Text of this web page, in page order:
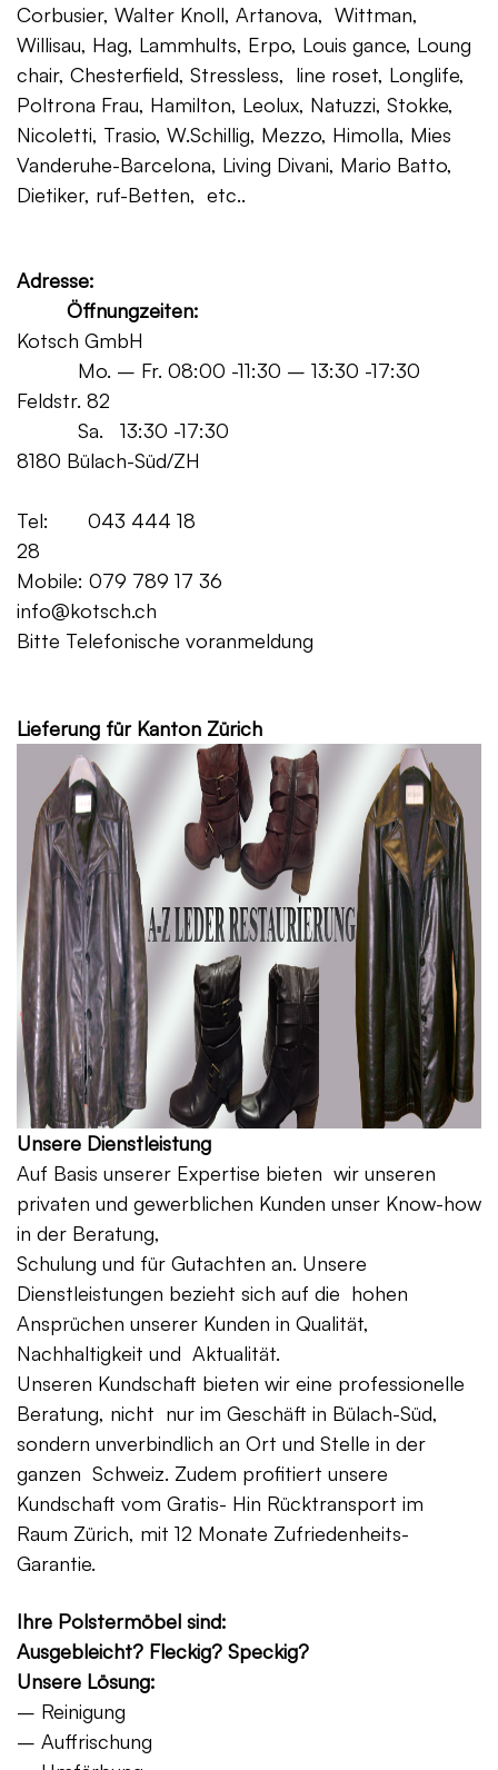
Corbusier, Walter Knoll, Artanova, Wittman,
Willisau, Hag, Lammhults, Erpo, Louis gance, Loung
chair, Chesterfield, Stressless, line roset, Longlife,
Poltrona Frau, Hamilton, Leolux, Natuzzi, Stokke,
Nicoletti, Trasio, W.Schillig, Mezzo, Himolla, Mies
Vanderuhe-Barcelona, Living Divani, Mario Batto,
Dietiker, ruf-Betten, etc..
Adresse:
Öffnungzeiten:
Kotsch GmbH
Mo. – Fr. 08:00 -11:30 – 13:30 -17:30
Feldstr. 82
Sa. 13:30 -17:30
8180 Bülach-Süd/ZH
Tel: 043 444 18
28
Mobile: 079 789 17 36
info@kotsch.ch
Bitte Telefonische voranmeldung
Lieferung für Kanton Zürich
Unsere Dienstleistung
Auf Basis unserer Expertise bieten wir unseren
privaten und gewerblichen Kunden unser Know-how
in der Beratung,
Schulung und für Gutachten an. Unsere
Dienstleistungen bezieht sich auf die hohen
Ansprüchen unserer Kunden in Qualität,
Nachhaltigkeit und Aktualität.
Unseren Kundschaft bieten wir eine professionelle
Beratung, nicht nur im Geschäft in Bülach-Süd,
sondern unverbindlich an Ort und Stelle in der
ganzen Schweiz. Zudem profitiert unsere
Kundschaft vom Gratis- Hin Rücktransport im
Raum Zürich, mit 12 Monate Zufriedenheits-
Garantie.
Ihre Polstermöbel sind:
Ausgebleicht? Fleckig? Speckig?
Unsere Lösung:
– Reinigung
– Auffrischung